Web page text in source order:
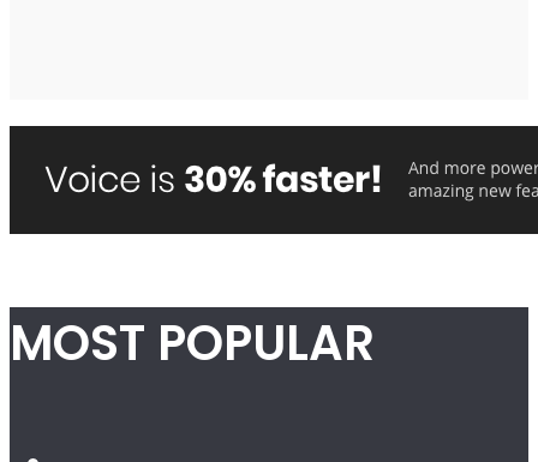
MOST POPULAR